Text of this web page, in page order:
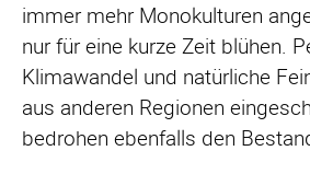
immer mehr Monokulturen
nur für eine kurze Zeit blühen.
Klimawandel und natürliche
aus anderen Regionen
bedrohen ebenfalls den